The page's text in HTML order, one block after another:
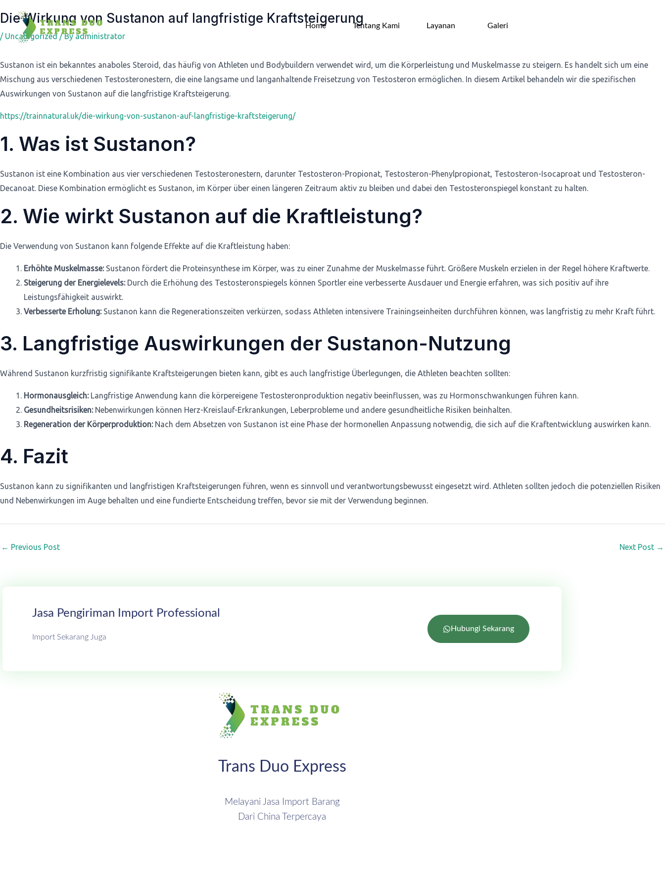
Home Tentang Kami Layanan Galeri
Die Wirkung von Sustanon auf langfristige Kraftsteigerung
/ Uncategorized/ Byadministrator
Sustanon ist ein bekanntes anaboles Steroid, das häufig von Athleten und Bodybuildern verwendet wird, um die Körperleistung und Muskelmasse zu steigern. Es handelt sich um eine
Mischung aus verschiedenen Testosteronestern, die eine langsame und langanhaltende Freisetzung von Testosteron ermöglichen. In diesem Artikel behandeln wir die spezifischen
Auswirkungen von Sustanon auf die langfristige Kraftsteigerung.
https://trainnatural.uk/die-wirkung-von-sustanon-auf-langfristige-kraftsteigerung/
1. Was ist Sustanon?
Sustanon ist eine Kombination aus vier verschiedenen Testosteronestern, darunter Testosteron-Propionat, Testosteron-Phenylpropionat, Testosteron-Isocaproat und Testosteron-
Decanoat. Diese Kombination ermöglicht es Sustanon, im Körper über einen längeren Zeitraum aktiv zu bleiben und dabei den Testosteronspiegel konstant zu halten.
2. Wie wirkt Sustanon auf die Kraftleistung?
Die Verwendung von Sustanon kann folgende Effekte auf die Kraftleistung haben:
Erhöhte Muskelmasse:Sustanon fördert die Proteinsynthese im Körper, was zu einer Zunahme der Muskelmasse führt. Größere Muskeln erzielen in der Regel höhere Kraftwerte.
Steigerung der Energielevels:Durch die Erhöhung des Testosteronspiegels können Sportler eine verbesserte Ausdauer und Energie erfahren, was sich positiv auf ihre
Leistungsfähigkeit auswirkt.
Verbesserte Erholung:Sustanon kann die Regenerationszeiten verkürzen, sodass Athleten intensivere Trainingseinheiten durchführen können, was langfristig zu mehr Kraft führt.
3. Langfristige Auswirkungen der Sustanon-Nutzung
Während Sustanon kurzfristig signifikante Kraftsteigerungen bieten kann, gibt es auch langfristige Überlegungen, die Athleten beachten sollten:
Hormonausgleich:Langfristige Anwendung kann die körpereigene Testosteronproduktion negativ beeinflussen, was zu Hormonschwankungen führen kann.
Gesundheitsrisiken:Nebenwirkungen können Herz-Kreislauf-Erkrankungen, Leberprobleme und andere gesundheitliche Risiken beinhalten.
Regeneration der Körperproduktion:Nach dem Absetzen von Sustanon ist eine Phase der hormonellen Anpassung notwendig, die sich auf die Kraftentwicklung auswirken kann.
4. Fazit
Sustanon kann zu signifikanten und langfristigen Kraftsteigerungen führen, wenn es sinnvoll und verantwortungsbewusst eingesetzt wird. Athleten sollten jedoch die potenziellen Risiken
und Nebenwirkungen im Auge behalten und eine fundierte Entscheidung treffen, bevor sie mit der Verwendung beginnen.
navigation
← Previous Post Next Post →
Jasa Pengiriman Import Professional
Import Sekarang Juga
Hubungi Sekarang
Trans Duo Express
Melayani Jasa Import Barang
Dari China Terpercaya